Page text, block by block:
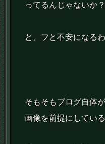
ってるんじゃないか？
と、フと不安になる
そもそもブログ自体
画像を前提にしてい